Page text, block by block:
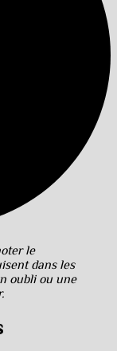
le
dans les
oubli ou une